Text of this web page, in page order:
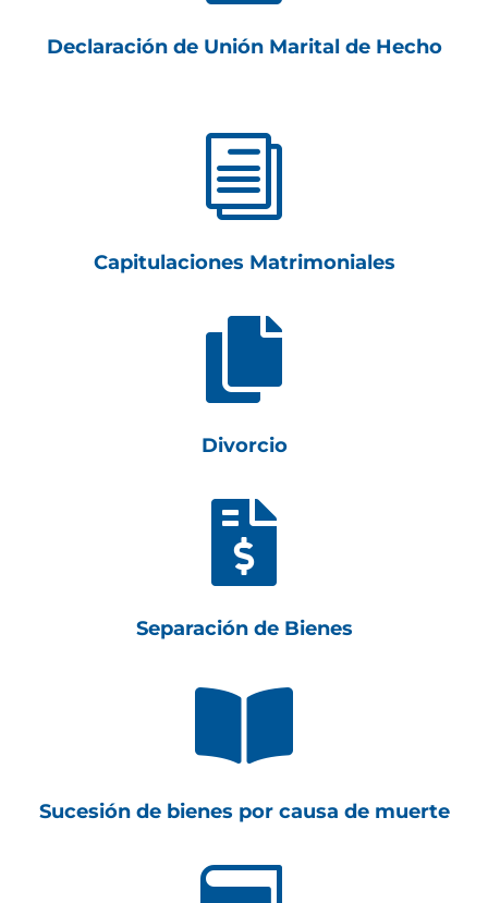
Declaración de Unión Marital de Hecho
i
Capitulaciones Matrimoniales

Divorcio

Separación de Bienes

Sucesión de bienes por causa de muerte